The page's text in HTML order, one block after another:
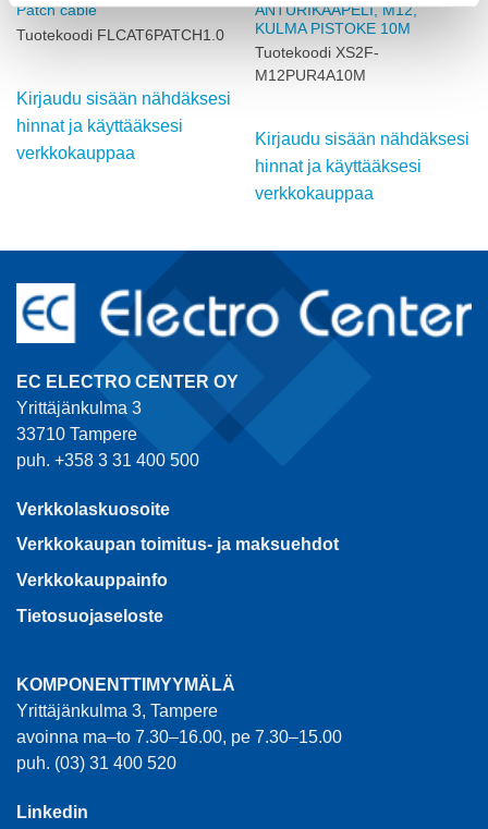
Patch cable
Tuotekoodi FLCAT6PATCH1.0
Kirjaudu sisään nähdäksesi
hinnat ja käyttääksesi
verkkokauppaa
ANTURIKAAPELI, M12,
KULMA PISTOKE 10M
Tuotekoodi XS2F-
M12PUR4A10M
Kirjaudu sisään nähdäksesi
hinnat ja käyttääksesi
verkkokauppaa
EC ELECTRO CENTER OY
Yrittäjänkulma 3
33710 Tampere
puh. +358 3 31 400 500
Verkkolaskuosoite
Verkkokaupan toimitus- ja maksuehdot
Verkkokauppainfo
Tietosuojaseloste
KOMPONENTTIMYYMÄLÄ
Yrittäjänkulma 3, Tampere
avoinna ma–to 7.30–16.00, pe 7.30–15.00
puh. (03) 31 400 520
Linkedin